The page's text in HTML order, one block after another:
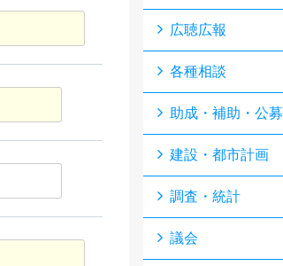
広聴広報
各種相談
助成・補助・公募
建設・都市計画
調査・統計
議会